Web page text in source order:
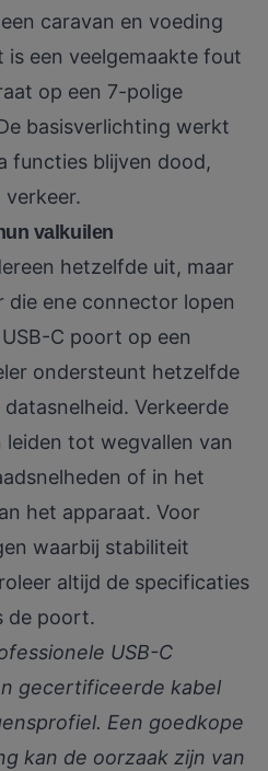
caravan en voeding
is een veelgemaakte fout
op een 7-polige
basisverlichting werkt
functies blijven dood,
valkuilen
hetzelfde uit, maar
die ene connector lopen
C poort op een
ondersteunt hetzelfde
Verkeerde
leiden tot wegvallen van
of in het
het apparaat. Voor
waarbij stabiliteit
altijd de specificaties
de poort.
USB-C
gecertificeerde kabel
Een goedkope
kan de oorzaak zijn van